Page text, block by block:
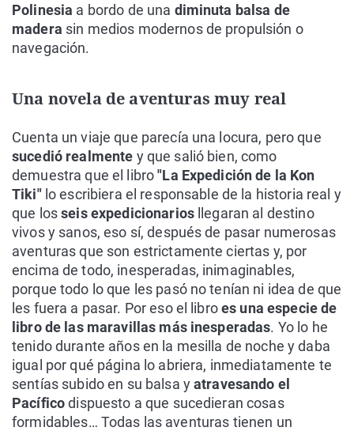
Polinesia a bordo de una diminuta balsa de
madera sin medios modernos de propulsión o
navegación.
Una novela de aventuras muy real
Cuenta un viaje que parecía una locura, pero que
sucedió realmente y que salió bien, como
demuestra que el libro"La Expedición de la Kon
Tiki"lo escribiera el responsable de la historia real y
que losseis expedicionariosllegaran al destino
vivos y sanos, eso sí, después de pasar numerosas
aventuras que son estrictamente ciertas y, por
encima de todo, inesperadas, inimaginables,
porque todo lo que les pasó no tenían ni idea de que
les fuera a pasar. Por eso el libroes una especie de
libro de las maravillas más inesperadas. Yo lo he
tenido durante años en la mesilla de noche y daba
igual por qué página lo abriera, inmediatamente te
sentías subido en su balsa yatravesando el
Pacíficodispuesto a que sucedieran cosas
formidables… Todas las aventuras tienen un